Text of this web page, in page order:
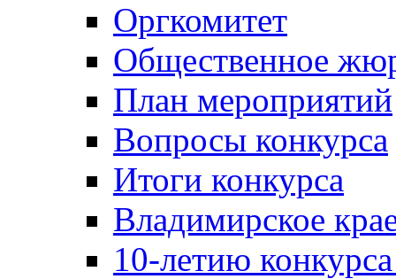
Оргкомитет
Общественное
План мероприятий
Вопросы конкурса
Итоги конкурса
Владимирское
10-летию